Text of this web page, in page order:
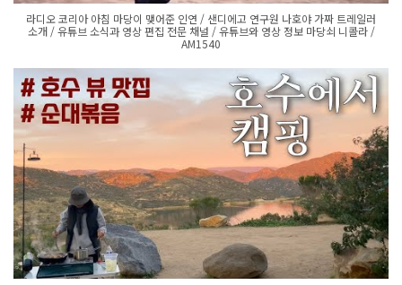
라디오 코리아 아침 마당이 맺어준 인연 / 샌디에고 연구원 나호야 가짜 트레일러
소개 / 유튜브 소식과 영상 편집 전문 채널 / 유튜브와 영상 정보 마당쇠 니콜라 /
AM1540